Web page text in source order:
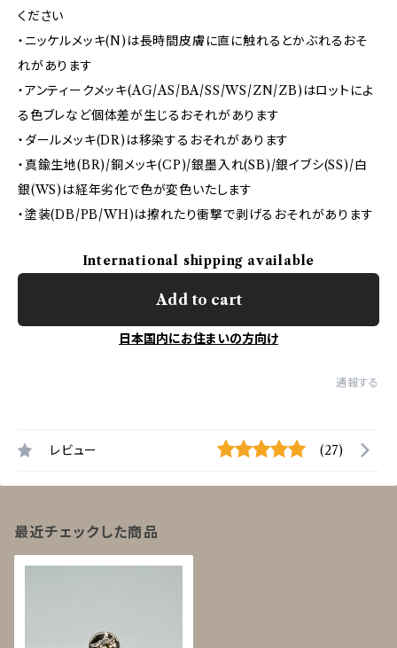
ください
・ニッケルメッキ(N)は長時間皮膚に直に触れるとかぶれるおそ
れがあります
・アンティークメッキ(AG/AS/BA/SS/WS/ZN/ZB)はロットによ
る色ブレなど個体差が生じるおそれがあります
・ダールメッキ(DR)は移染するおそれがあります
・真鍮生地(BR)/銅メッキ(CP)/銀墨入れ(SB)/銀イブシ(SS)/白
銀(WS)は経年劣化で色が変色いたします
・塗装(DB/PB/WH)は擦れたり衝撃で剥げるおそれがあります
International shipping available
Add to cart
日本国内にお住まいの方向け
通報する
レビュー (27)
最近チェックした商品